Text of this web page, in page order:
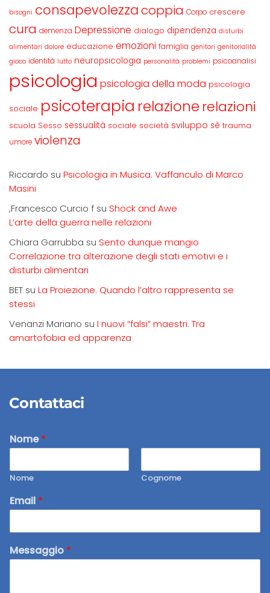
bisogni consapevolezzacoppia Corpo crescere
cura demenza Depressione dialogo dipendenza disturbi
alimentari dolore educazione emozioni famiglia genitori genitorialità
gioco identità lutto neuropsicologia personalità problemi psicoanalisi
psicologia psicologia della moda psicologia
sociale psicoterapia relazione relazioni
scuola Sesso sessualità sociale società sviluppo sè trauma
umore violenza
Riccardo su Psicologia in Musica. Vaffanculo di Marco
Masini
,Francesco Curcio f su Shock and Awe
L’arte della guerra nelle relazioni
Chiara Garrubba su Sento dunque mangio
Correlazione tra alterazione degli stati emotivi e i
disturbi alimentari
BET su La Proiezione. Quando l’altro rappresenta se
stessi
Venanzi Mariano su I nuovi “falsi” maestri. Tra
amartofobia ed apparenza
Contattaci
Nome*
Nome Cognome
Email *
Messaggio *